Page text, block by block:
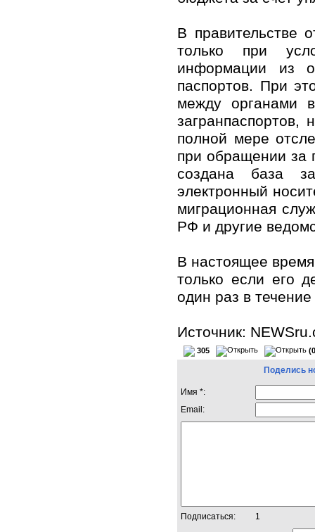
В правительстве
только при
информации из
паспортов. При
между органами
загранпаспортов,
полной мере
при обращении за
создана база
электронный
миграционная
РФ и другие
В настоящее
только если его
один раз в
Источник:
305
Поделись
Имя *:
Email:
Подписаться: 1